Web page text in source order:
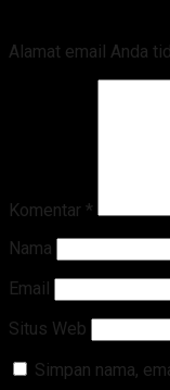
Alamat email Anda
Komentar *
Nama
Email
Situs Web
Simpan nama,